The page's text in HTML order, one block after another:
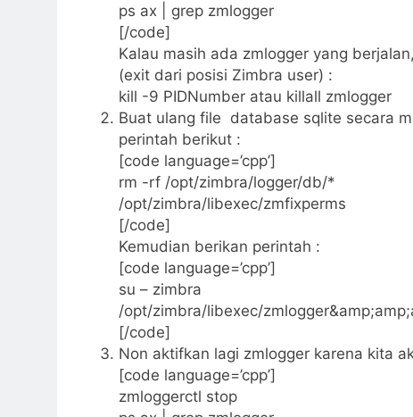
ps ax | grep zmlogger
[/code]
Kalau masih ada zmlogger yang
(exit dari posisi Zimbra user) :
kill -9 PIDNumber atau killall zmlogger
Buat ulang file database sqlite secara
perintah berikut :
[code language=’cpp’]
rm -rf /opt/zimbra/logger/db/*
/opt/zimbra/libexec/zmfixperms
[/code]
Kemudian berikan perintah :
[code language=’cpp’]
su – zimbra
/opt/zimbra/libexec/
[/code]
Non aktifkan lagi zmlogger karena kita
[code language=’cpp’]
zmloggerctl stop